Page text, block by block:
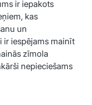
ir iepakots
kas
un
ir iespējams mainīt
zīmola
nepieciešams